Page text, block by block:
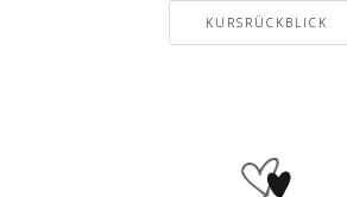
KURSRÜCKBLICK